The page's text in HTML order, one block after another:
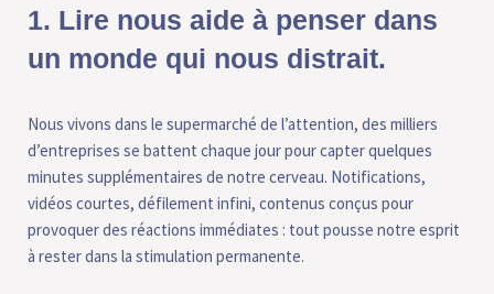
1. Lire nous aide à penser dans un
monde qui nous distrait.
Nous vivons dans le supermarché de l’attention, des milliers
d’entreprises se battent chaque jour pour capter quelques
minutes supplémentaires de notre cerveau. Notifications,
vidéos courtes, défilement infini, contenus conçus pour
provoquer des réactions immédiates : tout pousse notre esprit
à rester dans la stimulation permanente.